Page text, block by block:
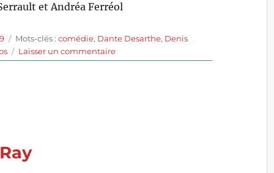
et Andréa Ferréol
Étiquettes
Mots-clés :comédie, Dante Desarthe, Denis
Laisser un commentairesur
Le